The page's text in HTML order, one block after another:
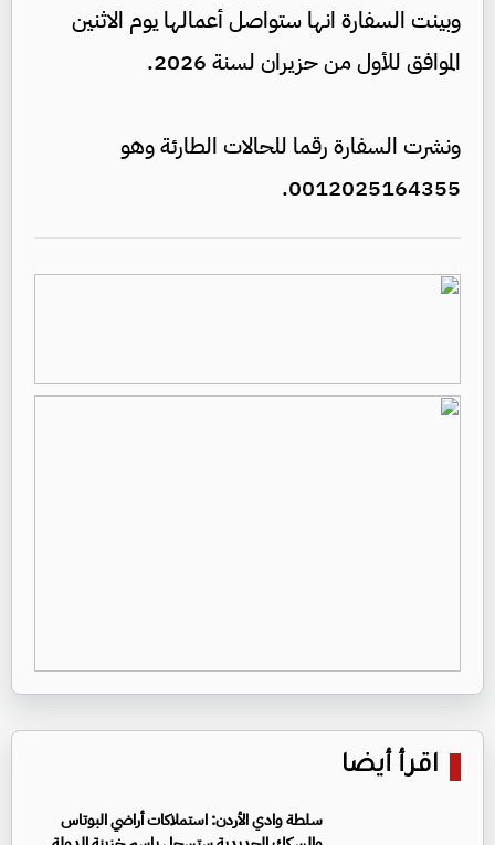
وبينت السفارة انها ستواصل أعمالها يوم الاثنين
الموافق للأول من حزيران لسنة 2026.
ونشرت السفارة رقما للحالات الطارئة وهو
0012025164355.
اقرأ أيضا
سلطة وادي الأردن: استملاكات أراضي البوتاس